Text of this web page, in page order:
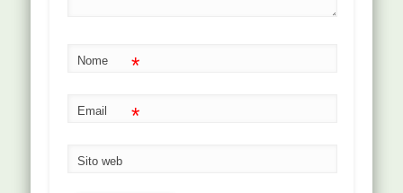
Nome *
Email *
Sito web